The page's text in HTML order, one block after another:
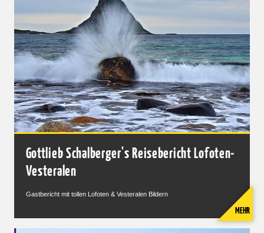
Gottlieb Schalberger's Reisebericht Lofoten-
Vesteralen
Gastbericht mit tollen Lofoten & Vesteralen Bildern
MEHR